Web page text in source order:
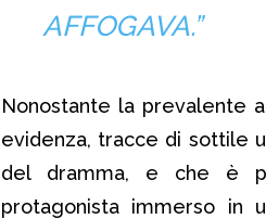
AFFOGAVA.”
Nonostante la prevalente
evidenza, tracce di sottile
del dramma, e che è
protagonista immerso in